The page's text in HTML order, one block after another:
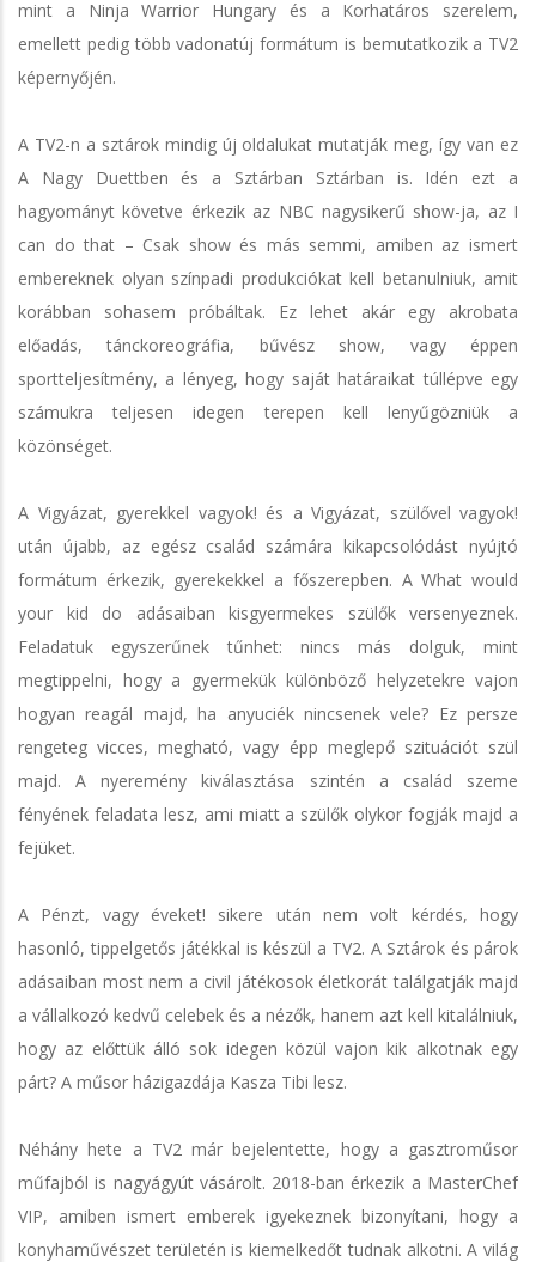
mint a Ninja Warrior Hungary és a Korhatáros szerelem,
emellett pedig több vadonatúj formátum is bemutatkozik a TV2
képernyőjén.
A TV2-n a sztárok mindig új oldalukat mutatják meg, így van ez
A Nagy Duettben és a Sztárban Sztárban is. Idén ezt a
hagyományt követve érkezik az NBC nagysikerű show-ja, az I
can do that – Csak show és más semmi, amiben az ismert
embereknek olyan színpadi produkciókat kell betanulniuk, amit
korábban sohasem próbáltak. Ez lehet akár egy akrobata
előadás, tánckoreográfia, bűvész show, vagy éppen
sportteljesítmény, a lényeg, hogy saját határaikat túllépve egy
számukra teljesen idegen terepen kell lenyűgözniük a
közönséget.
A Vigyázat, gyerekkel vagyok! és a Vigyázat, szülővel vagyok!
után újabb, az egész család számára kikapcsolódást nyújtó
formátum érkezik, gyerekekkel a főszerepben. A What would
your kid do adásaiban kisgyermekes szülők versenyeznek.
Feladatuk egyszerűnek tűnhet: nincs más dolguk, mint
megtippelni, hogy a gyermekük különböző helyzetekre vajon
hogyan reagál majd, ha anyuciék nincsenek vele? Ez persze
rengeteg vicces, megható, vagy épp meglepő szituációt szül
majd. A nyeremény kiválasztása szintén a család szeme
fényének feladata lesz, ami miatt a szülők olykor fogják majd a
fejüket.
A Pénzt, vagy éveket! sikere után nem volt kérdés, hogy
hasonló, tippelgetős játékkal is készül a TV2. A Sztárok és párok
adásaiban most nem a civil játékosok életkorát találgatják majd
a vállalkozó kedvű celebek és a nézők, hanem azt kell kitalálniuk,
hogy az előttük álló sok idegen közül vajon kik alkotnak egy
párt? A műsor házigazdája Kasza Tibi lesz.
Néhány hete a TV2 már bejelentette, hogy a gasztroműsor
műfajból is nagyágyút vásárolt. 2018-ban érkezik a MasterChef
VIP, amiben ismert emberek igyekeznek bizonyítani, hogy a
konyhaművészet területén is kiemelkedőt tudnak alkotni. A világ